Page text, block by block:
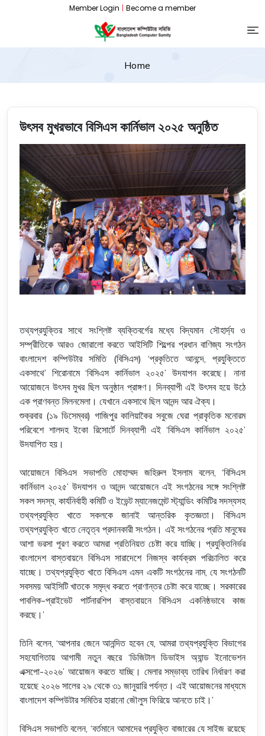
Member Login | Become a member
Home
উৎসব মুখরভাবে বিসিএস কার্নিভাল ২০২৫ অনুষ্ঠিত
তথ্যপ্রযুক্তির সাথে সংশ্লিষ্ট ব্যক্তিবর্গের মধ্যে বিদ্যমান সৌহার্দ্য ও
সম্প্রীতিকে আরও জোরালো করতে আইসিটি শিল্পের প্রধান বাণিজ্য সংগঠন
বাংলাদেশ কম্পিউটার সমিতি (বিসিএস) ‘প্রকৃতিতে আনন্দে, প্রযুক্তিতে
একসাথে’ শিরোনামে ‘বিসিএস কার্নিভাল ২০২৫’ উদযাপন করেছে। নানা
আয়োজনে উৎসব মুখর ছিল অনুষ্ঠান প্রাঙ্গণ। দিনব্যাপী এই উৎসব হয়ে উঠে
এক প্রাণবন্ত মিলনমেলা। যেখানে একসাথে ছিল আনন্দ আর ঐক্য।
শুক্রবার (১৯ ডিসেম্বর) গাজিপুর কালিয়াকৈর সবুজে ঘেরা প্রাকৃতিক মনোরম
পরিবেশে শালদহ ইকো রিসোর্টে দিনব্যাপী এই ‘বিসিএস কার্নিভাল ২০২৫’
উদযাপিত হয়।
আয়োজনে বিসিএস সভাপতি মোহাম্মদ জহিরুল ইসলাম বলেন, ‘বিসিএস
কার্নিভাল ২০২৫’ উদযাপন ও আনন্দ আয়োজনে এই সংগঠনের সঙ্গে সংশ্লিষ্ট
সকল সদস্য, কার্যনির্বাহী কমিটি ও ইভেন্ট ম্যানেজমেন্ট স্ট্যান্ডিং কমিটির সদস্যসহ
তথ্যপ্রযুক্তি খাতে সকলকে জানাই আন্তরিক কৃতজ্ঞতা। বিসিএস
তথ্যপ্রযুক্তি খাতে নেতৃত্ব প্রদানকারী সংগঠন। এই সংগঠনের প্রতি মানুষের
আশা ভরসা পূরণ করতে আমরা প্রতিনিয়ত চেষ্টা করে যাচ্ছি। প্রযুক্তিনির্ভর
বাংলাদেশ বাস্তবায়নে বিসিএস সারাদেশে নিজস্ব কার্যক্রম পরিচালিত করে
যাচ্ছে। তথ্যপ্রযুক্তি খাতে বিসিএস এমন একটি সংগঠনের নাম, যে সংগঠনটি
সবসময় আইসিটি খাতকে সমৃদ্ধ করতে প্রাণান্তর চেষ্টা করে যাচ্ছে। সরকারের
পাবলিক-প্রাইভেট পার্টনারশিপ বাস্তবায়নে বিসিএস একনিষ্ঠভাবে কাজ
করছে।’
তিনি বলেন, ‘আপনার জেনে আনন্দিত হবেন যে, আমরা তথ্যপ্রযুক্তি বিভাগের
সহযোগিতায় আগামী নতুন বছরে ‘ডিজিটাল ডিভাইস অ্যান্ড ইনোভেশন
এক্সপো-২০২৬’ আয়োজন করতে যাচ্ছি। মেলার সম্ভাব্য তারিখ নির্ধারণ করা
হয়েছে ২০২৬ সালের ২৯ থেকে ৩১ জানুয়ারি পর্যন্ত। এই আয়োজনের মাধ্যমে
বাংলাদেশ কম্পিউটার সমিতির হারানো জৌলুস ফিরিয়ে আনতে চাই।’
বিসিএস সভাপতি বলেন, ‘বর্তমানে আমাদের প্রযুক্তি বাজারের যে সাইজ রয়েছে